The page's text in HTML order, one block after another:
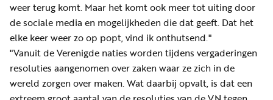
weer terug komt. Maar het komt ook meer tot uiting door
de sociale media en mogelijkheden die dat geeft. Dat het
elke keer weer zo op popt, vind ik onthutsend."
"Vanuit de Verenigde naties worden tijdens vergaderingen
resoluties aangenomen over zaken waar ze zich in de
wereld zorgen over maken. Wat daarbij opvalt, is dat een